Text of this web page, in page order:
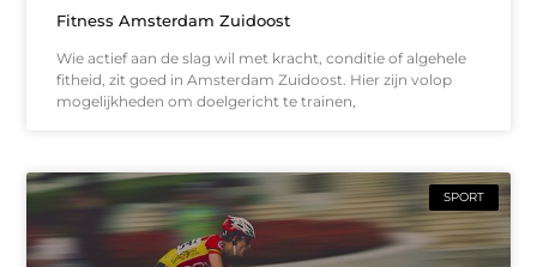
Fitness Amsterdam Zuidoost
Wie actief aan de slag wil met kracht, conditie of algehele
fitheid, zit goed in Amsterdam Zuidoost. Hier zijn volop
mogelijkheden om doelgericht te trainen,
SPORT